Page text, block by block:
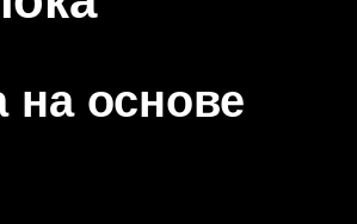
на основе